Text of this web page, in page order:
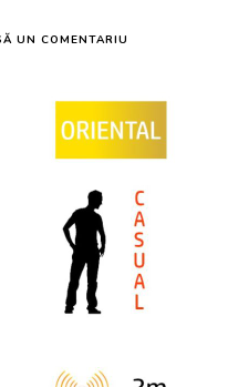
UN COMENTARIU
FOR
MEN
100
ML
DOAR
135
LEI